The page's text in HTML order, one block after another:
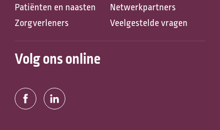
Zoeken naar
Patiënten en naasten
Zorgverleners
Netwerkpartners
Veelgestelde vragen
Volg ons online